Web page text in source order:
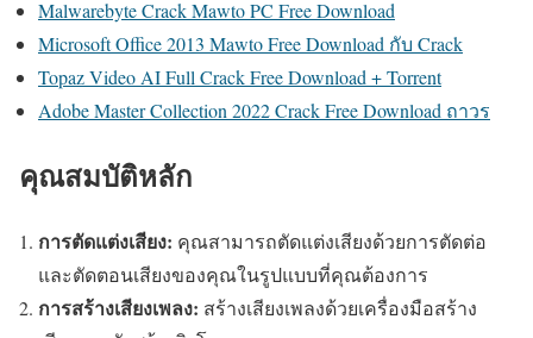
Malwarebyte Crack Mawto PC Free Download
Microsoft Office 2013 Mawto Free Download กับ Crack
Topaz Video AI Full Crack Free Download + Torrent
Adobe Master Collection 2022 Crack Free Download ถาวร
คุณสมบัติหลัก
การตัดแต่งเสียง: คุณสามารถตัดแต่งเสียงด้วยการตัดต่อ
และตัดตอนเสียงของคุณในรูปแบบที่คุณต้องการ
การสร้างเสียงเพลง: สร้างเสียงเพลงด้วยเครื่องมือสร้าง